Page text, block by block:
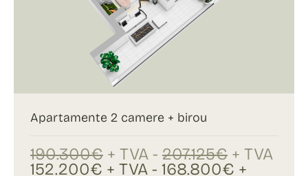
Apartamente 2 camere + birou
190.300€ + TVA - 207.125€ + TVA
152.200€ + TVA - 168.800€ +